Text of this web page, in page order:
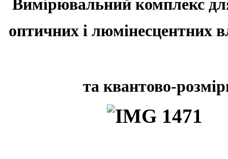
Вимірювальний комплекс
оптичних і люмінесцентних
та квантово-